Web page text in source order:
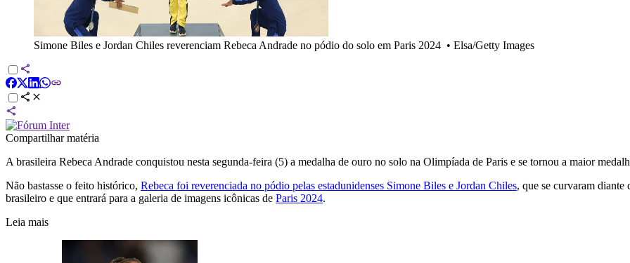
Simone Biles e Jordan Chiles reverenciam Rebeca Andrade no pódio do solo em Paris 2024 • Elsa/Getty Images
Compartilhar matéria
A brasileira Rebeca Andrade conquistou nesta segunda-feira (5) a medalha de ouro no solo na Olimpíada de Paris e se tornou a maior
Não bastasse o feito histórico, Rebeca foi reverenciada no pódio pelas estadunidenses Simone Biles e Jordan Chiles, que se curvaram diante
brasileiro e que entrará para a galeria de imagens icônicas de Paris 2024.
Leia mais